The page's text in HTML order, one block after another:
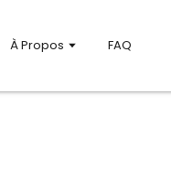
À Propos FAQ